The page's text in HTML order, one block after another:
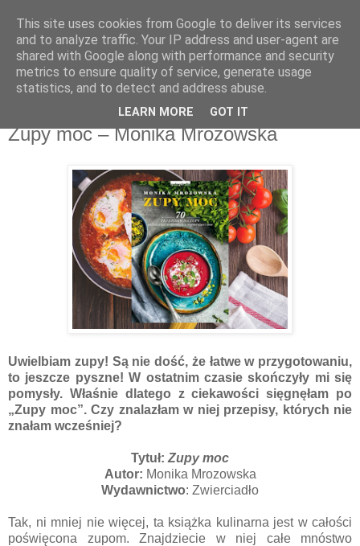
Recenzje na widelcu
Portal kulturalny - książki, recenzje, inspiracje, konkursy.
wtorek, 14 maja 2019
Zupy moc – Monika Mrozowska
Uwielbiam zupy! Są nie dość, że łatwe w przygotowaniu,
to jeszcze pyszne! W ostatnim czasie skończyły mi się
pomysły. Właśnie dlatego z ciekawości sięgnęłam po
„Zupy moc”. Czy znalazłam w niej przepisy, których nie
znałam wcześniej?
Tytuł: Zupy moc
Autor: Monika Mrozowska
Wydawnictwo: Zwierciadło
Tak, ni mniej nie więcej, ta książka kulinarna jest w całości
poświęcona zupom. Znajdziecie w niej całe mnóstwo
This site uses cookies from Google to deliver its services
and to analyze traffic. Your IP address and user-agent are
shared with Google along with performance and security
metrics to ensure quality of service, generate usage
statistics, and to detect and address abuse.
LEARN MORE GOT IT